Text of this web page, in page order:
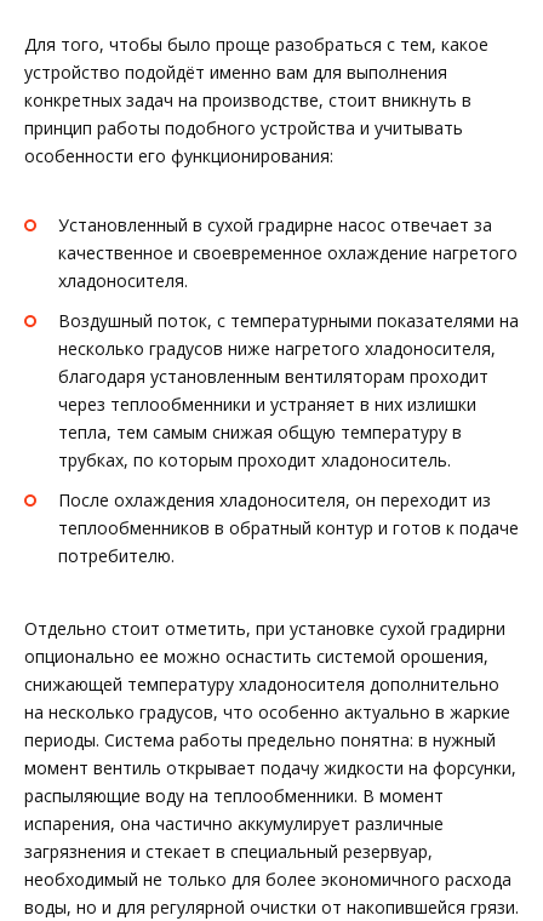
Для того, чтобы было проще разобраться с тем, какое
устройство подойдёт именно вам для выполнения
конкретных задач на производстве, стоит вникнуть в
принцип работы подобного устройства и учитывать
особенности его функционирования:
Установленный в сухой градирне насос отвечает за
качественное и своевременное охлаждение нагретого
хладоносителя.
Воздушный поток, с температурными показателями на
несколько градусов ниже нагретого хладоносителя,
благодаря установленным вентиляторам проходит
через теплообменники и устраняет в них излишки
тепла, тем самым снижая общую температуру в
трубках, по которым проходит хладоноситель.
После охлаждения хладоносителя, он переходит из
теплообменников в обратный контур и готов к подаче
потребителю.
Отдельно стоит отметить, при установке сухой градирни
опционально ее можно оснастить системой орошения,
снижающей температуру хладоносителя дополнительно
на несколько градусов, что особенно актуально в жаркие
периоды. Система работы предельно понятна: в нужный
момент вентиль открывает подачу жидкости на форсунки,
распыляющие воду на теплообменники. В момент
испарения, она частично аккумулирует различные
загрязнения и стекает в специальный резервуар,
необходимый не только для более экономичного расхода
воды, но и для регулярной очистки от накопившейся грязи.